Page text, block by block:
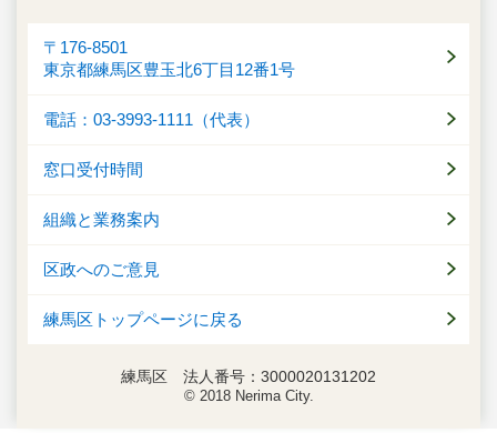
〒176-8501
東京都練馬区豊玉北6丁目12番1号
電話：03-3993-1111（代表）
窓口受付時間
組織と業務案内
区政へのご意見
練馬区トップページに戻る
練馬区 法人番号：3000020131202
© 2018 Nerima City.